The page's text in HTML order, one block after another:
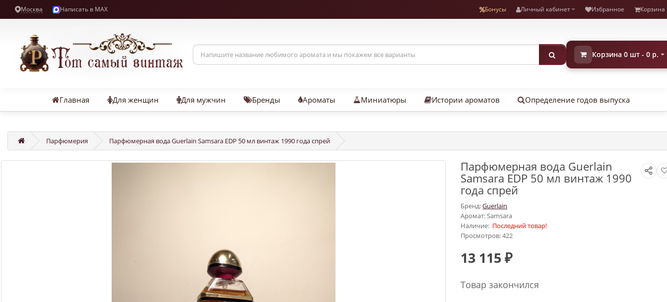
Москва Написать в MAX Бонусы Личный кабинет Избранное Корзина
Корзина 0 шт - 0 р.
Главная Для женщин Для мужчин Бренды Ароматы Миниатюры Истории ароматов Определение годов выпуска
Парфюмерия Парфюмерная вода Guerlain Samsara EDP 50 мл винтаж 1990 года спрей
Парфюмерная вода Guerlain
Samsara EDP 50 мл винтаж 1990
года спрей
Бренд:Guerlain
Аромат: Samsara
Наличие: Последний товар!
Просмотров: 422
13 115 ₽
Товар закончился